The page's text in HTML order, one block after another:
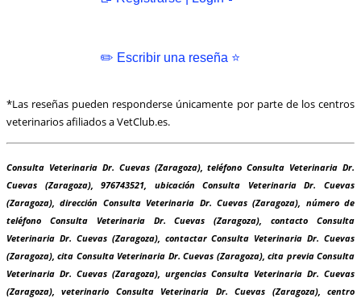
✏️ Escribir una reseña ⭐
*Las reseñas pueden responderse únicamente por parte de los centros
veterinarios afiliados a VetClub.es.
Consulta Veterinaria Dr. Cuevas (Zaragoza), teléfono Consulta Veterinaria Dr.
Cuevas (Zaragoza), 976743521, ubicación Consulta Veterinaria Dr. Cuevas
(Zaragoza), dirección Consulta Veterinaria Dr. Cuevas (Zaragoza), número de
teléfono Consulta Veterinaria Dr. Cuevas (Zaragoza), contacto Consulta
Veterinaria Dr. Cuevas (Zaragoza), contactar Consulta Veterinaria Dr. Cuevas
(Zaragoza), cita Consulta Veterinaria Dr. Cuevas (Zaragoza), cita previa Consulta
Veterinaria Dr. Cuevas (Zaragoza), urgencias Consulta Veterinaria Dr. Cuevas
(Zaragoza), veterinario Consulta Veterinaria Dr. Cuevas (Zaragoza), centro